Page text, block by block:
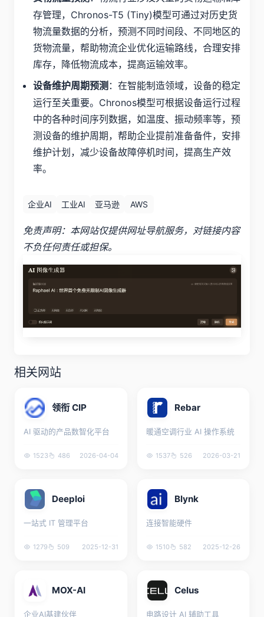
存管理，Chronos-T5 (Tiny)模型可通过对历史货
物流量数据的分析，预测不同时间段、不同地区的
货物流量，帮助物流企业优化运输路线，合理安排
库存，降低物流成本，提高运输效率。
设备维护周期预测 ：在智能制造领域，设备的稳定
运行至关重要。Chronos模型可根据设备运行过程
中的各种时间序列数据，如温度、振动频率等，预
测设备的维护周期，帮助企业提前准备备件，安排
维护计划，减少设备故障停机时间，提高生产效
率。
企业AI 工业AI 亚马逊 AWS
免责声明：本网站仅提供网址导航服务，对链接内容
不负任何责任或担保。
相关网站
领衔 CIP
AI 驱动的产品数智化平台
1523 486 2026-04-04
Rebar
暖通空调行业 AI 操作系统
1537 526 2026-03-21
Deeploi
一站式 IT 管理平台
1279 509 2025-12-31
Blynk
连接智能硬件
1510 582 2025-12-26
MOX-AI
企业AI基建伙伴
Celus
电路设计 AI 辅助工具